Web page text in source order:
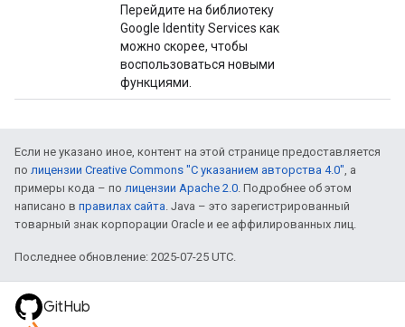
Перейдите на библиотеку
Google Identity Services как
можно скорее, чтобы
воспользоваться новыми
функциями.
Если не указано иное, контент на этой странице предоставляется
по лицензии Creative Commons "С указанием авторства 4.0", а
примеры кода – по лицензии Apache 2.0. Подробнее об этом
написано в правилах сайта. Java – это зарегистрированный
товарный знак корпорации Oracle и ее аффилированных лиц.
Последнее обновление: 2025-07-25 UTC.
GitHub